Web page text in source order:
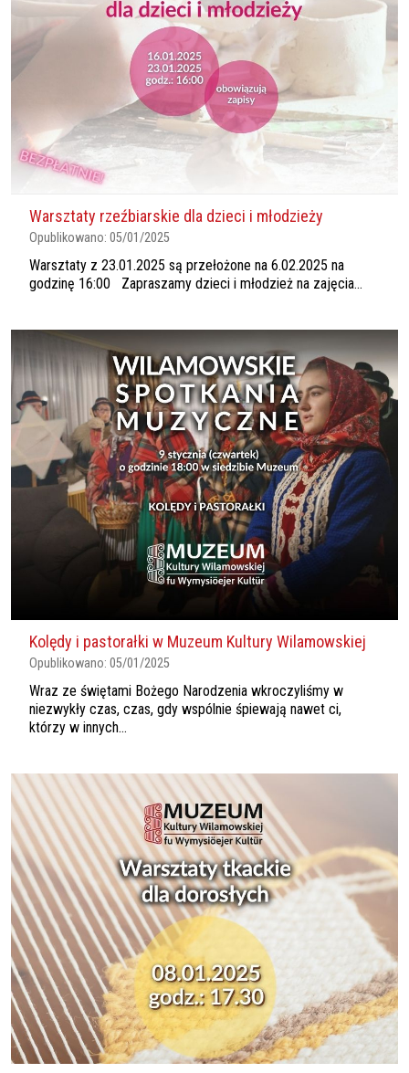
Warsztaty rzeźbiarskie dla dzieci i młodzieży
Opublikowano: 05/01/2025
Warsztaty z 23.01.2025 są przełożone na 6.02.2025 na
godzinę 16:00 Zapraszamy dzieci i młodzież na zajęcia...
Kolędy i pastorałki w Muzeum Kultury Wilamowskiej
Opublikowano: 05/01/2025
Wraz ze świętami Bożego Narodzenia wkroczyliśmy w
niezwykły czas, czas, gdy wspólnie śpiewają nawet ci,
którzy w innych...